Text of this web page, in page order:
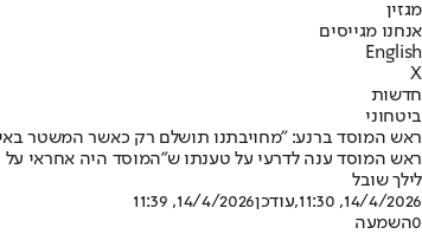
מגזין
אנחנו מגייסים
English
X
חדשות
ביטחוני
ראש המוסד ברנע: "מחויבתנו תושלם רק כאשר המשטר
ראש המוסד ענה לדרעי על טענתו ש"המוסד היה אחראי
לילך שובל
14/4/2026, 11:30
,עודכן14/4/2026, 11:39
0השמעה